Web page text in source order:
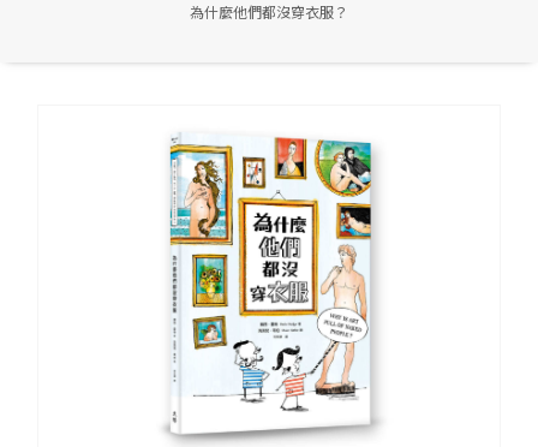
為什麼他們都沒穿衣服？